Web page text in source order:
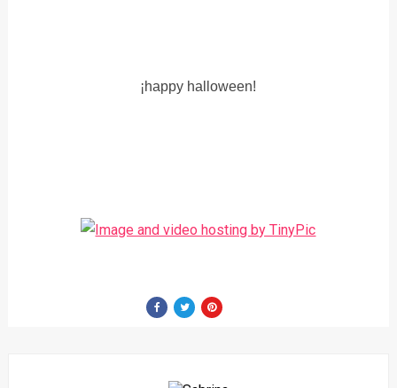
¡happy halloween!